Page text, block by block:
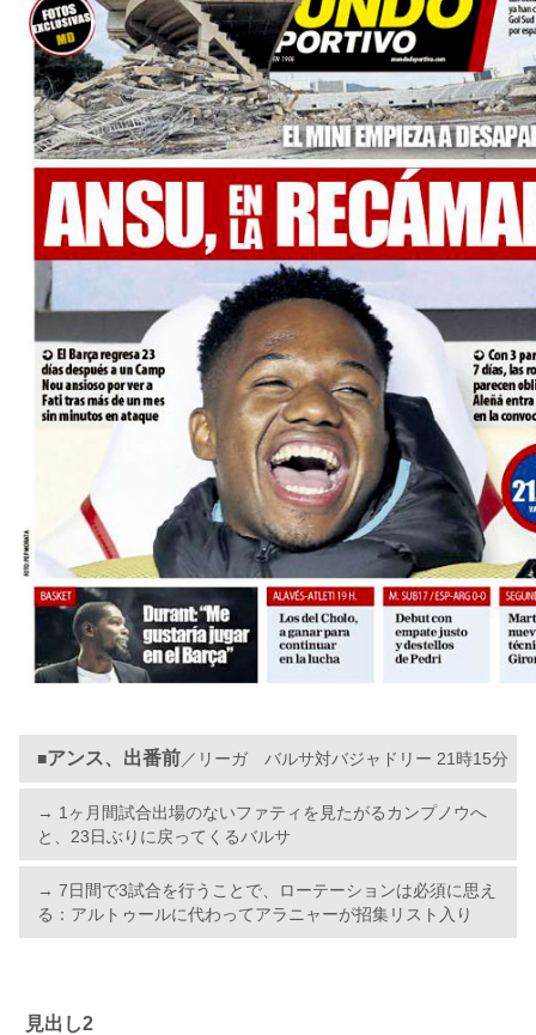
■アンス、出番前／リーガ バルサ対バジャドリー 21時15分
→ 1ヶ月間試合出場のないファティを見たがるカンプノウへ
と、23日ぶりに戻ってくるバルサ
→ 7日間で3試合を行うことで、ローテーションは必須に思え
る：アルトゥールに代わってアラニャーが招集リスト入り
見出し2